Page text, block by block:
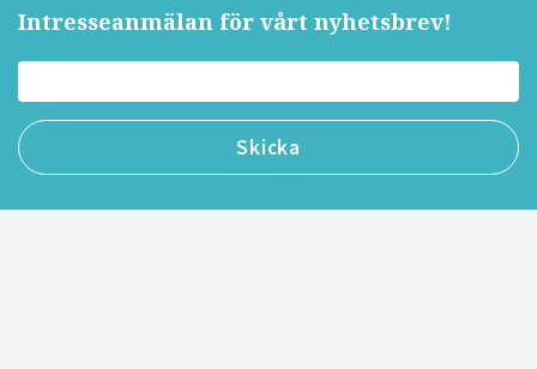
Intresseanmälan för vårt nyhetsbrev!